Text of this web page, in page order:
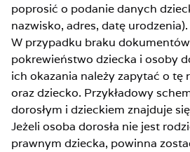
poprosić o podanie danych
nazwisko, adres, datę urodzenia).
W przypadku braku
pokrewieństwo dziecka i osoby
ich okazania należy zapytać o tę
oraz dziecko. Przykładowy
dorosłym i dzieckiem znajduje
Jeżeli osoba dorosła nie jest
prawnym dziecka, powinna